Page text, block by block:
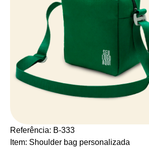
Referência: B-333
Item: Shoulder bag personalizada